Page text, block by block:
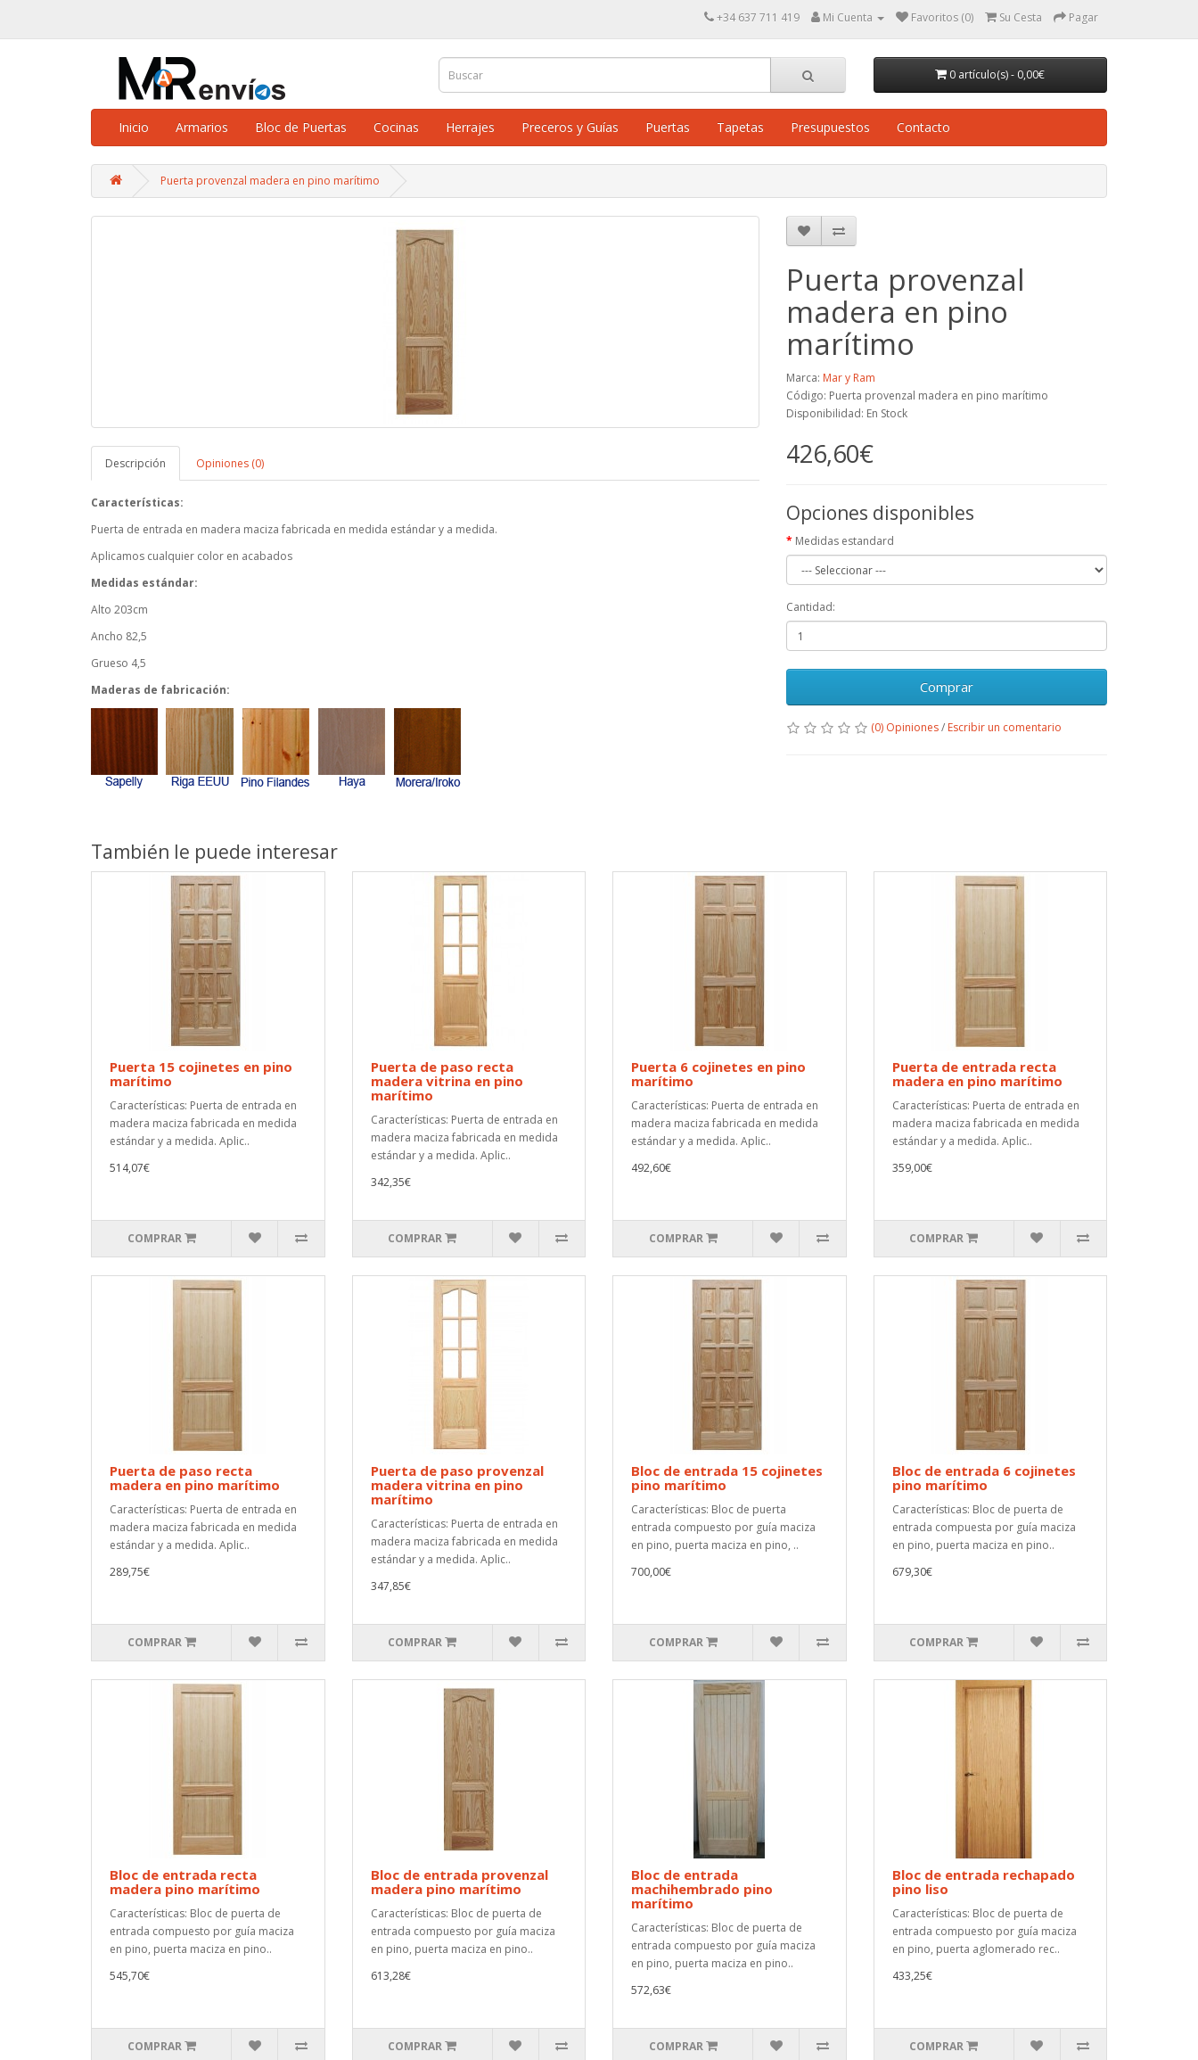
+34 637 711 419 Mi Cuenta Favoritos (0) Su Cesta Pagar
0 artículo(s) - 0,00€
Inicio Armarios Bloc de Puertas Cocinas Herrajes Preceros y Guías Puertas Tapetas Presupuestos Contacto
Puerta provenzal madera en pino marítimo
Descripción Opiniones (0)
Características:
Puerta de entrada en madera maciza fabricada en medida estándar y a medida.
Aplicamos cualquier color en acabados
Medidas estándar:
Alto 203cm
Ancho 82,5
Grueso 4,5
Maderas de fabricación:
Puerta provenzal
madera en pino
marítimo
Marca: Mar y Ram
Código: Puerta provenzal madera en pino marítimo
Disponibilidad: En Stock
426,60€
Opciones disponibles
Medidas estandard
Cantidad:
Comprar
(0) Opiniones/ Escribir un comentario
También le puede interesar
Puerta 15 cojinetes en pino
marítimo
Características: Puerta de entrada en
madera maciza fabricada en medida
estándar y a medida. Aplic..
514,07€
COMPRAR
Puerta de paso recta
madera vitrina en pino
marítimo
Características: Puerta de entrada en
madera maciza fabricada en medida
estándar y a medida. Aplic..
342,35€
COMPRAR
Puerta 6 cojinetes en pino
marítimo
Características: Puerta de entrada en
madera maciza fabricada en medida
estándar y a medida. Aplic..
492,60€
COMPRAR
Puerta de entrada recta
madera en pino marítimo
Características: Puerta de entrada en
madera maciza fabricada en medida
estándar y a medida. Aplic..
359,00€
COMPRAR
Puerta de paso recta
madera en pino marítimo
Características: Puerta de entrada en
madera maciza fabricada en medida
estándar y a medida. Aplic..
289,75€
COMPRAR
Puerta de paso provenzal
madera vitrina en pino
marítimo
Características: Puerta de entrada en
madera maciza fabricada en medida
estándar y a medida. Aplic..
347,85€
COMPRAR
Bloc de entrada 15 cojinetes
pino marítimo
Características: Bloc de puerta
entrada compuesto por guía maciza
en pino, puerta maciza en pino, ..
700,00€
COMPRAR
Bloc de entrada 6 cojinetes
pino marítimo
Características: Bloc de puerta de
entrada compuesta por guía maciza
en pino, puerta maciza en pino..
679,30€
COMPRAR
Bloc de entrada recta
madera pino marítimo
Características: Bloc de puerta de
entrada compuesto por guía maciza
en pino, puerta maciza en pino..
545,70€
COMPRAR
Bloc de entrada provenzal
madera pino marítimo
Características: Bloc de puerta de
entrada compuesto por guía maciza
en pino, puerta maciza en pino..
613,28€
COMPRAR
Bloc de entrada
machihembrado pino
marítimo
Características: Bloc de puerta de
entrada compuesto por guía maciza
en pino, puerta maciza en pino..
572,63€
COMPRAR
Bloc de entrada rechapado
pino liso
Características: Bloc de puerta de
entrada compuesto por guía maciza
en pino, puerta aglomerado rec..
433,25€
COMPRAR